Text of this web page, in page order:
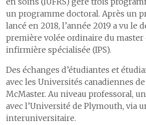
Les délais de prise en charge en cas
Les délais de prise en charge en cas d'accident
Le programme ERAS pour une meilleure
chirurgie
Certifications et accréditations
S’ouvrir au monde
Un hôpital proche de ses
patientes et patients
Communiquer pour mieux
partager
Coopération humanitaire
Développement durable
6
8
9
un programme doctoral. Après un
lancé en 2018, l’année 2019 a vu le
première volée ordinaire du master
infirmière spécialisée (IPS).
Des échanges d’étudiantes et
avec les Universités canadiennes
McMaster. Au niveau professoral,
avec l’Université de Plymouth, via
interuniversitaire.